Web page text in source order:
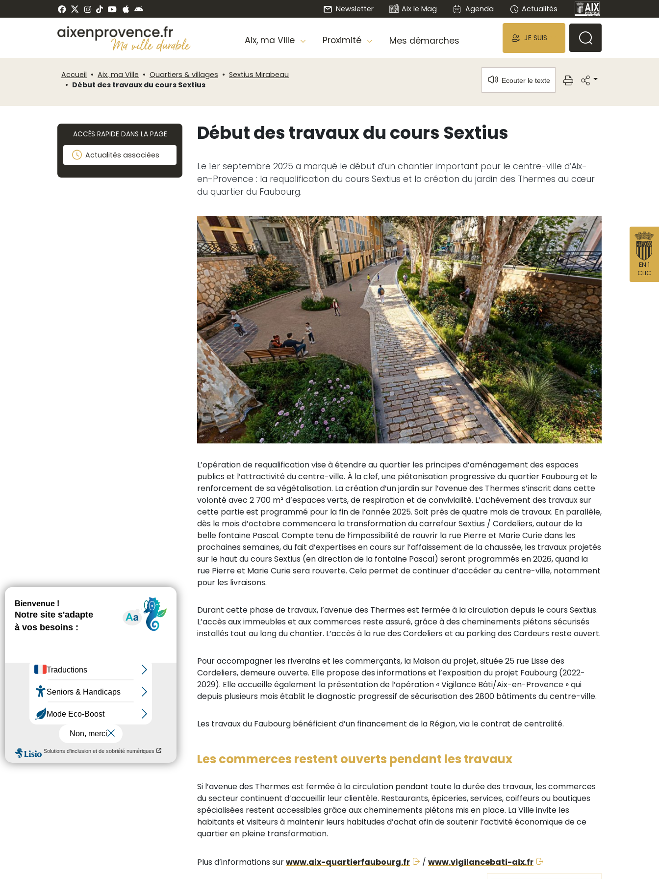
Newsletter Aix le Mag Agenda Actualités
Aix, ma Ville Proximité Mes démarches JE SUIS
Accueil Aix, ma Ville Quartiers & villages
Sextius Mirabeau
Début des travaux du cours Sextius
Ecouter le texte
ACCÈS RAPIDE DANS LA PAGE
Actualités associées
Début des travaux du cours Sextius
Le 1er septembre 2025 a marqué le début d’un chantier important pour le centre-ville d’Aix-
en-Provence : la requalification du cours Sextius et la création du jardin des Thermes au cœur
du quartier du Faubourg.
L’opération de requalification vise à étendre au quartier les principes d’aménagement des espaces
publics et l’attractivité du centre-ville. À la clef, une piétonisation progressive du quartier Faubourg et le
renforcement de sa végétalisation. La création d’un jardin sur l’avenue des Thermes s’inscrit dans cette
volonté avec 2 700 m² d’espaces verts, de respiration et de convivialité. L’achèvement des travaux sur
cette partie est programmé pour la fin de l’année 2025. Soit près de quatre mois de travaux. En parallèle,
dès le mois d’octobre commencera la transformation du carrefour Sextius / Cordeliers, autour de la
belle fontaine Pascal. Compte tenu de l’impossibilité de rouvrir la rue Pierre et Marie Curie dans les
prochaines semaines, du fait d’expertises en cours sur l’affaissement de la chaussée, les travaux projetés
sur le haut du cours Sextius (en direction de la fontaine Pascal) seront programmés en 2026, quand la
rue Pierre et Marie Curie sera rouverte. Cela permet de continuer d’accéder au centre-ville, notamment
pour les livraisons.
Durant cette phase de travaux, l’avenue des Thermes est fermée à la circulation depuis le cours Sextius.
L’accès aux immeubles et aux commerces reste assuré, grâce à des cheminements piétons sécurisés
installés tout au long du chantier. L’accès à la rue des Cordeliers et au parking des Cardeurs reste ouvert.
Pour accompagner les riverains et les commerçants, la Maison du projet, située 25 rue Lisse des
Cordeliers, demeure ouverte. Elle propose des informations et l’exposition du projet Faubourg (2022-
2029). Elle accueille également la présentation de l’opération « Vigilance Bâti/Aix-en-Provence » qui
depuis plusieurs mois établit le diagnostic progressif de sécurisation des 2800 bâtiments du centre-ville.
Les travaux du Faubourg bénéficient d’un financement de la Région, via le contrat de centralité.
Les commerces restent ouverts pendant les travaux
Si l’avenue des Thermes est fermée à la circulation pendant toute la durée des travaux, les commerces
du secteur continuent d’accueillir leur clientèle. Restaurants, épiceries, services, coiffeurs ou boutiques
spécialisées restent accessibles grâce aux cheminements piétons mis en place. La Ville invite les
habitants et visiteurs à maintenir leurs habitudes d’achat afin de soutenir l’activité économique de ce
quartier en pleine transformation.
Plus d’informations surwww.aix-quartierfaubourg.fr / www.vigilancebati-aix.fr
EN 1
CLIC
de
Panneau de gestion des cookies